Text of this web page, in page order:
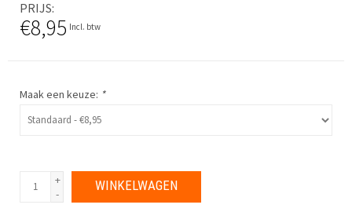
PRIJS
€8,95 Incl. btw
Maak een keuze: *
+
-
WINKELWAGEN